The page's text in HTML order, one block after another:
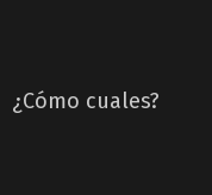
¿Cómo cuales?